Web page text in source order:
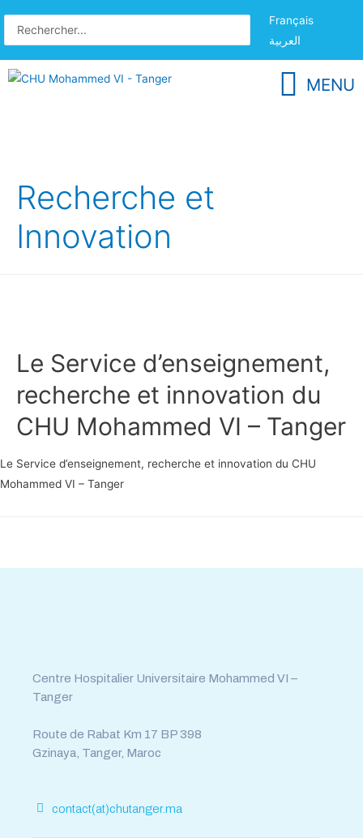
Français
العربية
MENU
Recherche et
Innovation
Le Service d’enseignement,
recherche et innovation du
CHU Mohammed VI – Tanger
Le Service d’enseignement, recherche et innovation du CHU
Mohammed VI – Tanger
Centre Hospitalier Universitaire Mohammed VI –
Tanger
Route de Rabat Km 17 BP 398
Gzinaya, Tanger, Maroc
contact(at)chutanger.ma